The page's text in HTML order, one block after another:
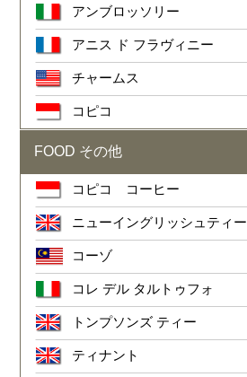
アンブロッソリー
アニス ド フラヴィニー
チャームス
コピコ
FOOD その他
コピコ コーヒー
ニューイングリッシュティー
コーゾ
コレ デル タルトゥフォ
トンプソンズ ティー
ティナント